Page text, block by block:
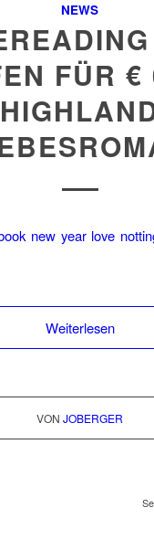
NEWS
FÜR €
Weiterlesen
VONJOBERGER